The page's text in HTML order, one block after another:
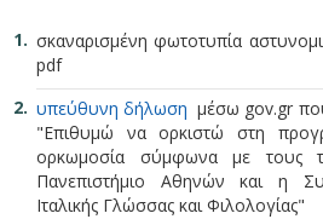
σκαναρισμένη φωτοτυπία
pdf
υπεύθυνη δήλωση μέσω gov.gr
"Επιθυμώ να ορκιστώ στη
ορκωμοσία σύμφωνα με τους
Πανεπιστήμιο Αθηνών και η
Ιταλικής Γλώσσας και Φιλολογίας"